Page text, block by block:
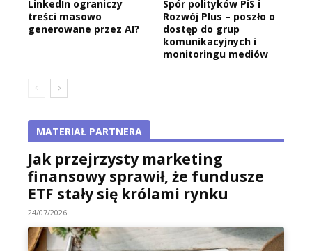
LinkedIn ograniczy
treści masowo
generowane przez AI?
Spór polityków PiS i
Rozwój Plus – poszło o
dostęp do grup
komunikacyjnych i
monitoringu mediów
MATERIAŁ PARTNERA
Jak przejrzysty marketing
finansowy sprawił, że fundusze
ETF stały się królami rynku
24/07/2026